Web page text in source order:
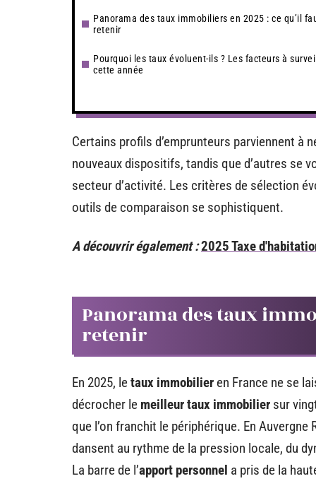
Panorama des taux immobiliers en 2025 : ce qu’il
retenir
Pourquoi les taux évoluent-ils ? Les facteurs à
cette année
Certains profils d’emprunteurs parviennent à
nouveaux dispositifs, tandis que d’autres se
secteur d’activité. Les critères de sélection
outils de comparaison se sophistiquent.
A découvrir également :2025 Taxe
Panorama des taux
retenir
En 2025, letaux immobilier en France ne se
décrocher le meilleur taux immobilier sur
que l’on franchit le périphérique. En
dansent au rythme de la pression locale, du
La barre de l’apport personnel a pris de la